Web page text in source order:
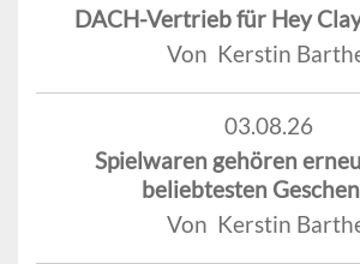
DACH-Vertrieb für Hey
Von Kerstin
03.08.26
Spielwaren gehören
beliebtesten
Von Kerstin